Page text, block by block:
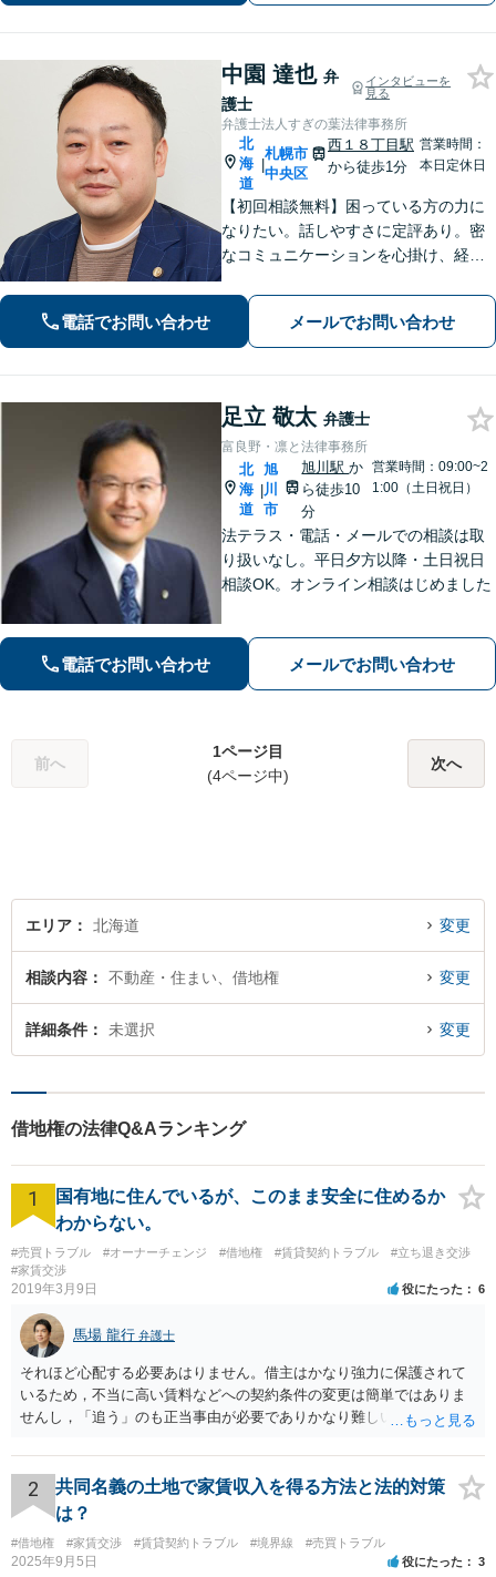
中園 達也 弁
護士
インタビューを
見る
弁護士法人すぎの葉法律事務所
北
海
道
|
札幌市
中央区
西１８丁目駅
から徒歩1分
営業時間：
本日定休日
【初回相談無料】困っている方の力に
なりたい。話しやすさに定評あり。密
なコミュニケーションを心掛け、経験
応！ぜひリラックスしてラフな格好で
ご相談にいらしてください【夜間・休
日対応可能】【電話・WEB相談】
電話でお問い合わせ メールでお問い合わせ
足立 敬太 弁護士
富良野・凛と法律事務所
北
海
道
|
旭
川
市
旭川駅か
ら徒歩10
分
営業時間：09:00~2
1:00（土日祝日）
法テラス・電話・メールでの相談は取
り扱いなし。平日夕方以降・土日祝日
相談OK。オンライン相談はじめました
電話でお問い合わせ メールでお問い合わせ
前へ
1ページ目
(4ページ中)
次へ
エリア 北海道 変更
相談内容 不動産・住まい、借地権 変更
詳細条件 未選択 変更
借地権の法律Q&Aランキング
1
国有地に住んでいるが、このまま安全に住めるか
わからない。
#売買トラブル #オーナーチェンジ #借地権 #賃貸契約トラブル
#立ち退き交渉
#家賃交渉
2019年3月9日 役にたった 6
馬場 龍行 弁護士
それほど心配する必要あはりません。借主はかなり強力に保護されて
いるため，不当に高い賃料などへの契約条件の変更は簡単ではありま
せんし，「追う」のも正当事由が必要でありかなり難しいのです。 周
い条件で立退料等を支払ってもらえるかもしれません。 なので無理し
て所有権を取得する必要はないと思いますが，まずは価格ですよね。
ローンが組めないということはないと思いますが，金融機関に相談さ
れてみてはいかがでしょうか。 買うとしたら，という条件をしっかり
把握して，その上で，買うか，借り続けるか，というのはどちらにも
メリットデメリットありますので価値判断の問題といえそうです。
2
共同名義の土地で家賃収入を得る方法と法的対策
は？
#借地権 #家賃交渉 #賃貸契約トラブル #境界線 #売買トラブル
2025年9月5日 役にたった 3